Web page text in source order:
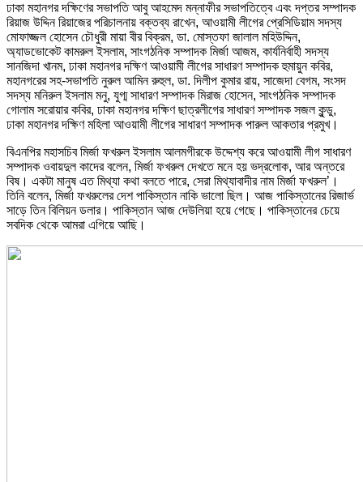
ঢাকা মহানগর দক্ষিণের সভাপতি আবু আহমেদ মন্নাফীর সভাপতিত্বে এবং দপ্তর সম্পাদক
রিয়াজ উদ্দিন রিয়াজের পরিচালনায় বক্তব্য রাখেন, আওয়ামী লীগের প্রেসিডিয়াম সদস্য
মোফাজ্জল হোসেন চৌধুরী মায়া বীর বিক্রম, ডা. মোস্তফা জালাল মহিউদ্দিন,
অ্যাডভোকেট কামরুল ইসলাম, সাংগঠনিক সম্পাদক মির্জা আজম, কার্যনির্বাহী সদস্য
সানজিদা খানম, ঢাকা মহানগর দক্ষিণ আওয়ামী লীগের সাধারণ সম্পাদক হুমায়ুন কবির,
মহানগরের সহ-সভাপতি নুরুল আমিন রুহুল, ডা. দিলীপ কুমার রায়, সাজেদা বেগম, সংসদ
সদস্য মনিরুল ইসলাম মনু, যুগ্ম সাধারণ সম্পাদক মিরাজ হোসেন, সাংগঠনিক সম্পাদক
গোলাম সরোয়ার কবির, ঢাকা মহানগর দক্ষিণ ছাত্রলীগের সাধারণ সম্পাদক সজল কুন্ডু,
ঢাকা মহানগর দক্ষিণ মহিলা আওয়ামী লীগের সাধারণ সম্পাদক পারুল আকতার প্রমুখ।
বিএনপির মহাসচিব মির্জা ফখরুল ইসলাম আলমগীরকে উদ্দেশ্য করে আওয়ামী লীগ সাধারণ
সম্পাদক ওবায়দুল কাদের বলেন, মির্জা ফখরুল দেখতে মনে হয় ভদ্রলোক, আর অন্তরে
বিষ। একটা মানুষ এত মিথ্যা কথা বলতে পারে, সেরা মিথ্যাবাদীর নাম মির্জা ফখরুল’।
তিনি বলেন, মির্জা ফখরুলের দেশ পাকিস্তান নাকি ভালো ছিল। আজ পাকিস্তানের রিজার্ভ
সাড়ে তিন বিলিয়ন ডলার। পাকিস্তান আজ দেউলিয়া হয়ে গেছে। পাকিস্তানের চেয়ে
সবদিক থেকে আমরা এগিয়ে আছি।